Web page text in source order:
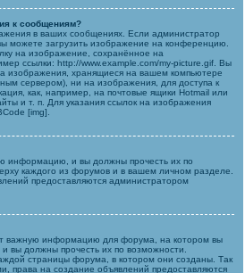
к сообщениям?
в ваших сообщениях. Если администратор
можете загрузить изображение на конференцию.
на изображение, сохранённое на
ссылки: http://www.example.com/my-picture.gif. Вы
изображения, хранящиеся на вашем компьютере
сервером), ни на изображения, для доступа к
как, например, на почтовые ящики Hotmail или
и т. п. Для указания ссылок на изображения
[img].
информацию, и вы должны прочесть их по
каждого из форумов и в вашем личном разделе.
предоставляются администратором
важную информацию для форума, на котором вы
вы должны прочесть их по возможности.
страницы форума, в котором они созданы. Так
права на создание объявлений предоставляются